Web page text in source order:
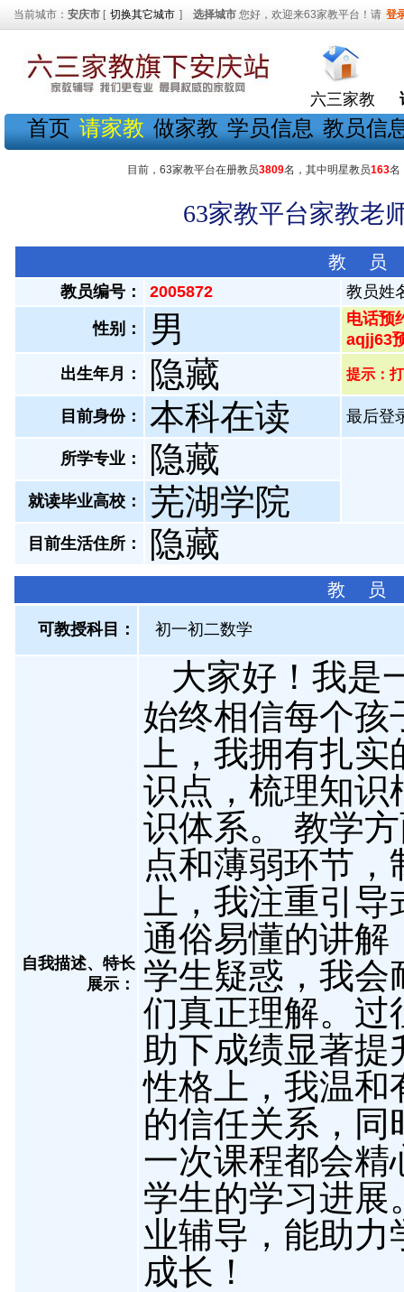
当前城市： 安庆市 [ 切换其它城市 ] 选择城市 您好，欢迎来63家教平台！请 登
六三家教
首页 请家教 做家教 学员信息 教员信
目前，63家教平台在册教员3809名，其中明星教员163名
63家教平台家教老
教 员
教员编号： 2005872 教员姓
性别： 男
电话预
aqjj63
出生年月：
隐藏 提示：
目前身份： 本科在读 最后登
所学专业： 隐藏
就读毕业高校： 芜湖学院
目前生活住所： 隐藏
教 员
可教授科目： 初一初二数学
自我描述、特长
展示 ：
大家好！我是
始终相信每个孩
上，我拥有扎
识点，梳理知识
识体系。 教学
点和薄弱环节
上，我注重引
通俗易懂的讲解
学生疑惑，我会
们真正理解。过
助下成绩显著提
性格上，我温和
的信任关系，同
一次课程都会精
学生的学习进展
业辅导，能助力
成长！